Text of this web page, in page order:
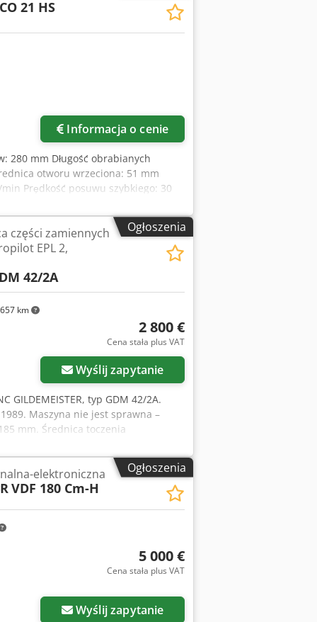
kołnierza: 70 mm Stożek: MK4
przenośnik wiórów
i wysokim ciśnieniem, 20 bar
gotowych elementów: taca do
olejowej: elektrostatyczny separator,
narzędzi
21 HS
Informacja o cenie
280 mm Długość obrabianych
otworu wrzeciona: 51 mm
Prędkość posuwu szybkiego: 30
tak Wymiary (długość x szerokość x
Płaska prowadnica – tokarzka CNC,
odprowadzania mgły olejowej
Ogłoszenia
km
części zamiennych
EPL 2,
42/2A
2 800 €
Cena stała plus VAT
Wyślij zapytanie
GILDEMEISTER, typ GDM 42/2A.
Maszyna nie jest sprawna –
mm. Średnica toczenia
mm. Skok suportu wzdłużnego =
Ø 42 mm. Prędkość posuwu
6300 obr./min, płynna regulacja.
sieciowe: 400 V, 50 Hz, 45 kVA. -
narzędziowa, 12-pozycyjna,
w 6 pozycjach. - Szafa
x wysokość): 5000 x 2500 x 2100
Wymiary podstawowej maszyny
maszyny: ok. 4,8 tony.
x 2000 mm. Waga szafy
głównego. Pojedyncze części
+ płytki drukowane.
Ogłoszenia
elektroniczna
VDF 180 Cm-H
5 000 €
Cena stała plus VAT
Wyślij zapytanie